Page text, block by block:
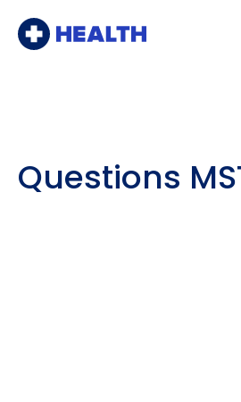
Questions